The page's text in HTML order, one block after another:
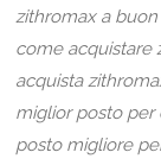
zithromax a
come acquistare
acquista
miglior posto per
posto migliore